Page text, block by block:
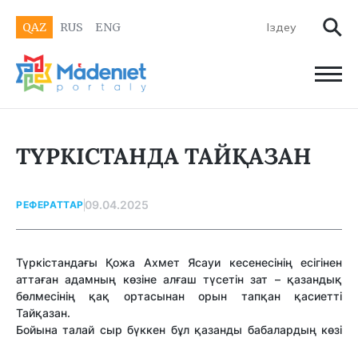
QAZ RUS ENG
ТҮРКІСТАНДА ТАЙҚАЗАН
РЕФЕРАТТАР 09.04.2025
Түркістандағы Қожа Ахмет Ясауи кесенесінің есігінен
аттаған адамның көзіне алғаш түсетін зат – қазандық
бөлмесінің қақ ортасынан орын тапқан қасиетті
Тайқазан.
Бойына талай сыр бүккен бұл қазанды бабалардың көзі